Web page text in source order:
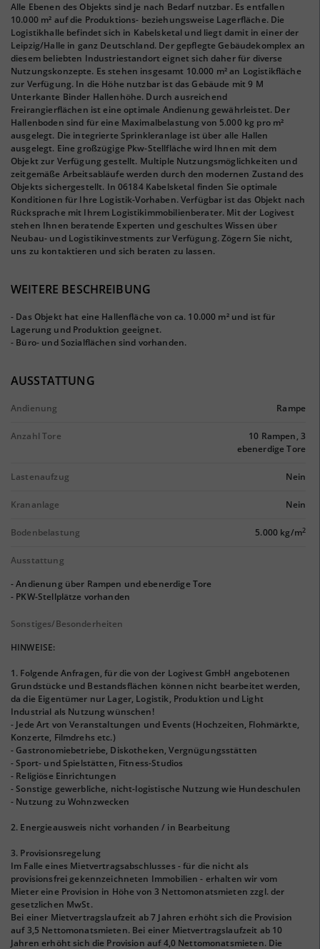
Alle Ebenen des Objekts sind je nach Bedarf nutzbar. Es entfallen
10.000 m² auf die Produktions- beziehungsweise Lagerfläche. Die
Logistikhalle befindet sich in Kabelsketal und liegt damit in einer der
Leipzig/Halle in ganz Deutschland. Der gepflegte Gebäudekomplex an
diesem beliebten Industriestandort eignet sich daher für diverse
Nutzungskonzepte. Es stehen insgesamt 10.000 m² an Logistikfläche
zur Verfügung. In die Höhe nutzbar ist das Gebäude mit 9 M
Unterkante Binder Hallenhöhe. Durch ausreichend
Freirangierflächen ist eine optimale Andienung gewährleistet. Der
Hallenboden sind für eine Maximalbelastung von 5.000 kg pro m²
ausgelegt. Die integrierte Sprinkleranlage ist über alle Hallen
ausgelegt. Eine großzügige Pkw-Stellfläche wird Ihnen mit dem
Objekt zur Verfügung gestellt. Multiple Nutzungsmöglichkeiten und
zeitgemäße Arbeitsabläufe werden durch den modernen Zustand des
Objekts sichergestellt. In 06184 Kabelsketal finden Sie optimale
Konditionen für Ihre Logistik-Vorhaben. Verfügbar ist das Objekt nach
Rücksprache mit Ihrem Logistikimmobilienberater. Mit der Logivest
stehen Ihnen beratende Experten und geschultes Wissen über
Neubau- und Logistikinvestments zur Verfügung. Zögern Sie nicht,
uns zu kontaktieren und sich beraten zu lassen.
WEITERE BESCHREIBUNG
- Das Objekt hat eine Hallenfläche von ca. 10.000 m² und ist für
Lagerung und Produktion geeignet.
- Büro- und Sozialflächen sind vorhanden.
AUSSTATTUNG
Andienung Rampe
Anzahl Tore
10 Rampen, 3
ebenerdige Tore
Lastenaufzug Nein
Krananlage Nein
Bodenbelastung 5.000 kg/m2
Ausstattung
- Andienung über Rampen und ebenerdige Tore
- PKW-Stellplätze vorhanden
Sonstiges/Besonderheiten
HINWEISE:
1. Folgende Anfragen, für die von der Logivest GmbH angebotenen
Grundstücke und Bestandsflächen können nicht bearbeitet werden,
da die Eigentümer nur Lager, Logistik, Produktion und Light
Industrial als Nutzung wünschen!
- Jede Art von Veranstaltungen und Events (Hochzeiten, Flohmärkte,
Konzerte, Filmdrehs etc.)
- Gastronomiebetriebe, Diskotheken, Vergnügungsstätten
- Sport- und Spielstätten, Fitness-Studios
- Religiöse Einrichtungen
- Sonstige gewerbliche, nicht-logistische Nutzung wie Hundeschulen
- Nutzung zu Wohnzwecken
2. Energieausweis nicht vorhanden / in Bearbeitung
3. Provisionsregelung
Im Falle eines Mietvertragsabschlusses - für die nicht als
provisionsfrei gekennzeichneten Immobilien - erhalten wir vom
Mieter eine Provision in Höhe von 3 Nettomonatsmieten zzgl. der
gesetzlichen MwSt.
Bei einer Mietvertragslaufzeit ab 7 Jahren erhöht sich die Provision
auf 3,5 Nettomonatsmieten. Bei einer Mietvertragslaufzeit ab 10
Jahren erhöht sich die Provision auf 4,0 Nettomonatsmieten. Die